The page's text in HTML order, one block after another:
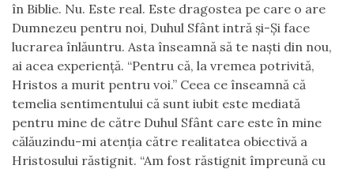
în Biblie. Nu. Este real. Este dragostea pe care o are
Dumnezeu pentru noi, Duhul Sfânt intră şi-Și face
lucrarea înlăuntru. Asta înseamnă să te naşti din nou,
ai acea experienţă. “Pentru că, la vremea potrivită,
Hristos a murit pentru voi.” Ceea ce înseamnă că
temelia sentimentului că sunt iubit este mediată
pentru mine de către Duhul Sfânt care este în mine
călăuzindu-mi atenţia către realitatea obiectivă a
Hristosului răstignit. “Am fost răstignit împreună cu